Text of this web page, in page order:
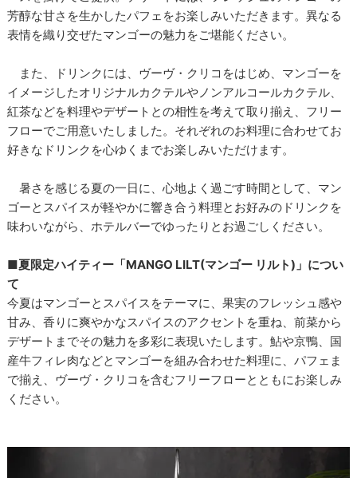
芳醇な甘さを生かしたパフェをお楽しみいただきます。異なる
表情を織り交ぜたマンゴーの魅力をご堪能ください。
また、ドリンクには、ヴーヴ・クリコをはじめ、マンゴーを
イメージしたオリジナルカクテルやノンアルコールカクテル、
紅茶などを料理やデザートとの相性を考えて取り揃え、フリー
フローでご用意いたしました。それぞれのお料理に合わせてお
好きなドリンクを心ゆくまでお楽しみいただけます。
暑さを感じる夏の一日に、心地よく過ごす時間として、マン
ゴーとスパイスが軽やかに響き合う料理とお好みのドリンクを
味わいながら、ホテルバーでゆったりとお過ごしください。
■夏限定ハイティー「MANGO LILT(マンゴー リルト)」につい
て
今夏はマンゴーとスパイスをテーマに、果実のフレッシュ感や
甘み、香りに爽やかなスパイスのアクセントを重ね、前菜から
デザートまでその魅力を多彩に表現いたします。鮎や京鴨、国
産牛フィレ肉などとマンゴーを組み合わせた料理に、パフェま
で揃え、ヴーヴ・クリコを含むフリーフローとともにお楽しみ
ください。